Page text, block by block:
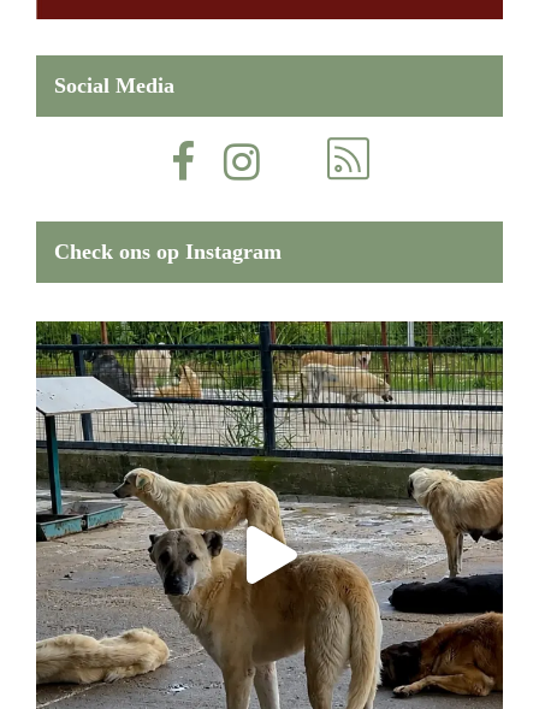
Social Media
Check ons op Instagram